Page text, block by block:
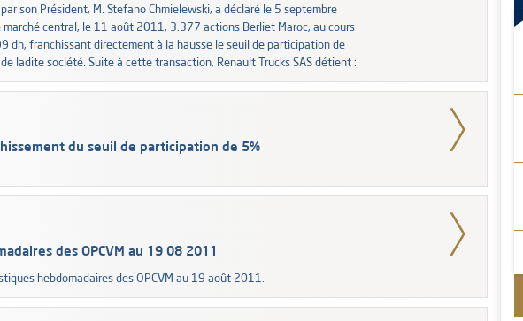
par son Président, M. Stefano Chmielewski, a déclaré le 5 septembre
marché central, le 11 août 2011, 3.377 actions Berliet Maroc, au cours
dh, franchissant directement à la hausse le seuil de participation de
ladite société. Suite à cette transaction, Renault Trucks SAS détient :
du seuil de participation de 5%
des OPCVM au 19 08 2011
hebdomadaires des OPCVM au 19 août 2011.